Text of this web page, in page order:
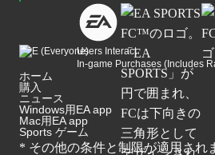
Users Interact
In-game Purchases (Includes
ホーム
購入
ニュース
Windows用EA app
Mac用EA app
Sports ゲーム
* その他の条件と制限が適用され